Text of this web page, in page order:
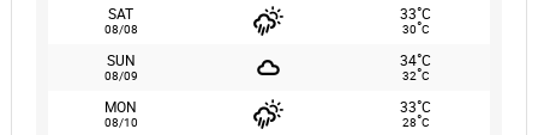
SAT
08/08
33°C
30°C
SUN
08/09
34°C
32°C
MON
08/10
33°C
28°C